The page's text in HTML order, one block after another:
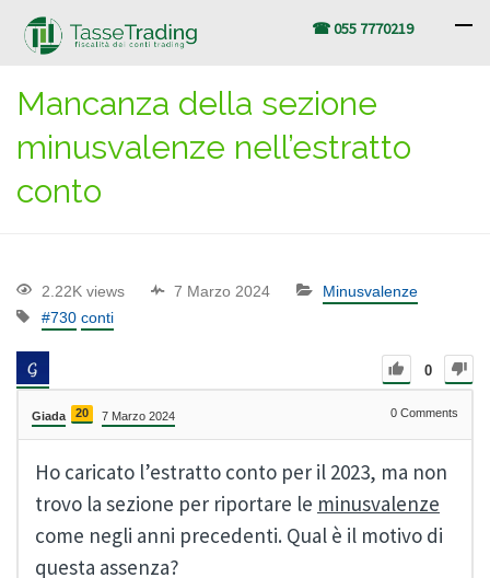
☎ 055 7770219
Mancanza della sezione
minusvalenze nell’estratto
conto
2.22K views 7 Marzo 2024
Minusvalenze
#730 conti
0
Giada 20 7 Marzo 2024 0 Comments
Ho caricato l’estratto conto per il 2023, ma non
trovo la sezione per riportare le minusvalenze
come negli anni precedenti. Qual è il motivo di
questa assenza?